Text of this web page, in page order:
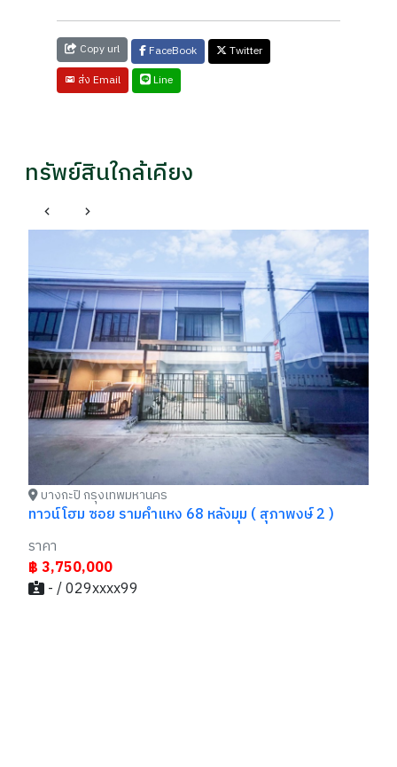
Copy url FaceBook
Twitter
ส่ง Email
Line
ทรัพย์สินใกล้เคียง
บางกะปิ กรุงเทพมหานคร
บ้านเดี่ยว 3 ชั้น 54 ตารางวา ลาดพร้าว 136 คลองจั่น
ราคาถูก
ราคา
฿ 7,200,000฿7,500,000
- / 029xxxx99